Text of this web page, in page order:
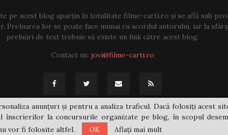
pe acest blog aparțin în totalitate filme-carti.ro și se află sub
Preluarea lor se poate face numai cu acordul autorului, iar la
preluări de text trebuie să existe un link către acest blog.
Contact us: jovi@filme-carti.ro
@2021 - filme-carti.ro
anunțuri și pentru a analiza traficul. Dacă folosiți acest
înscrierilor la concursurile organizate pe blog, în scopul
vor fi folosite altfel.
OK Aflați mai mult